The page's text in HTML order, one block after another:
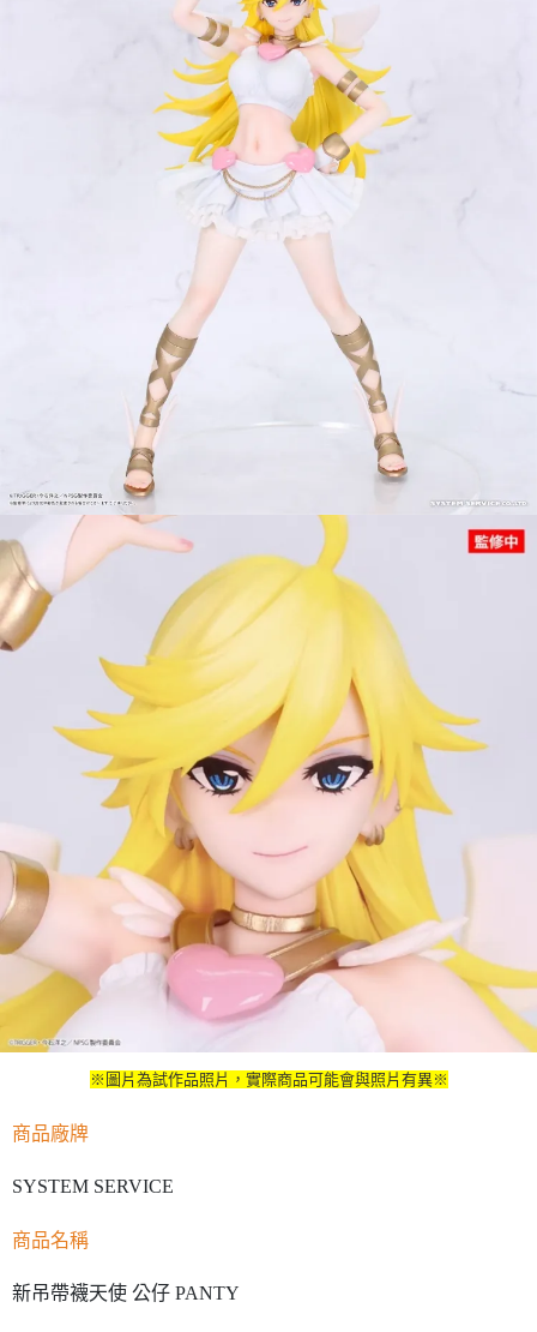
※圖片為試作品照片，實際商品可能會與照片有異※
商品廠牌
SYSTEM SERVICE
商品名稱
新吊帶襪天使 公仔 PANTY